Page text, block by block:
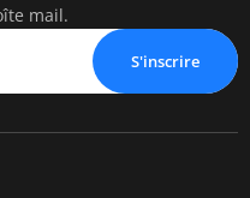
mail.
S'inscrire